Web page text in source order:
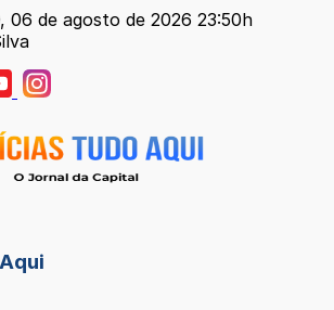
06 de agosto de 2026 23:50h